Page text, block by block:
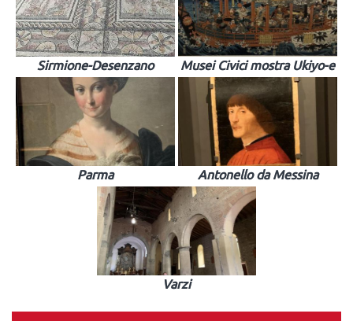
Sirmione-Desenzano Musei Civici mostra Ukiyo-e
Parma Antonello da Messina
Varzi